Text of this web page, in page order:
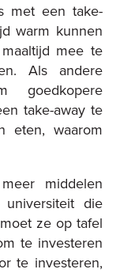
met een take-
warm kunnen
mee te
Als andere
goedkopere
take-away te
eten, waarom
middelen
die
ze op tafel
te investeren
te investeren,